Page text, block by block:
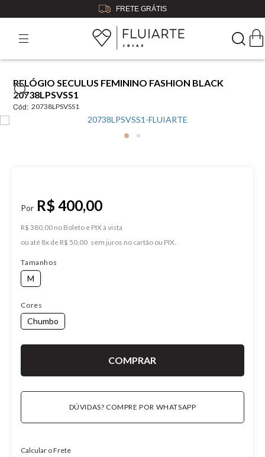
FRETE GRÁTIS
RELÓGIO SECULUS FEMININO FASHION BLACK
20738LPSVSS1
Cód: 20738LPSVSS1
R$ 400,00
R$ 380,00 no Boleto e PIX
ou
8x de R$ 50,00
Tamanhos
M
Cores
Chumbo
DÚVIDAS? COMPRE POR WHATSAPP
Calcular o Frete